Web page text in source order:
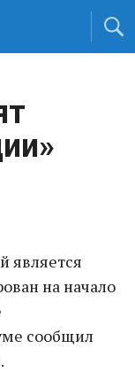
является
на начало
сообщил